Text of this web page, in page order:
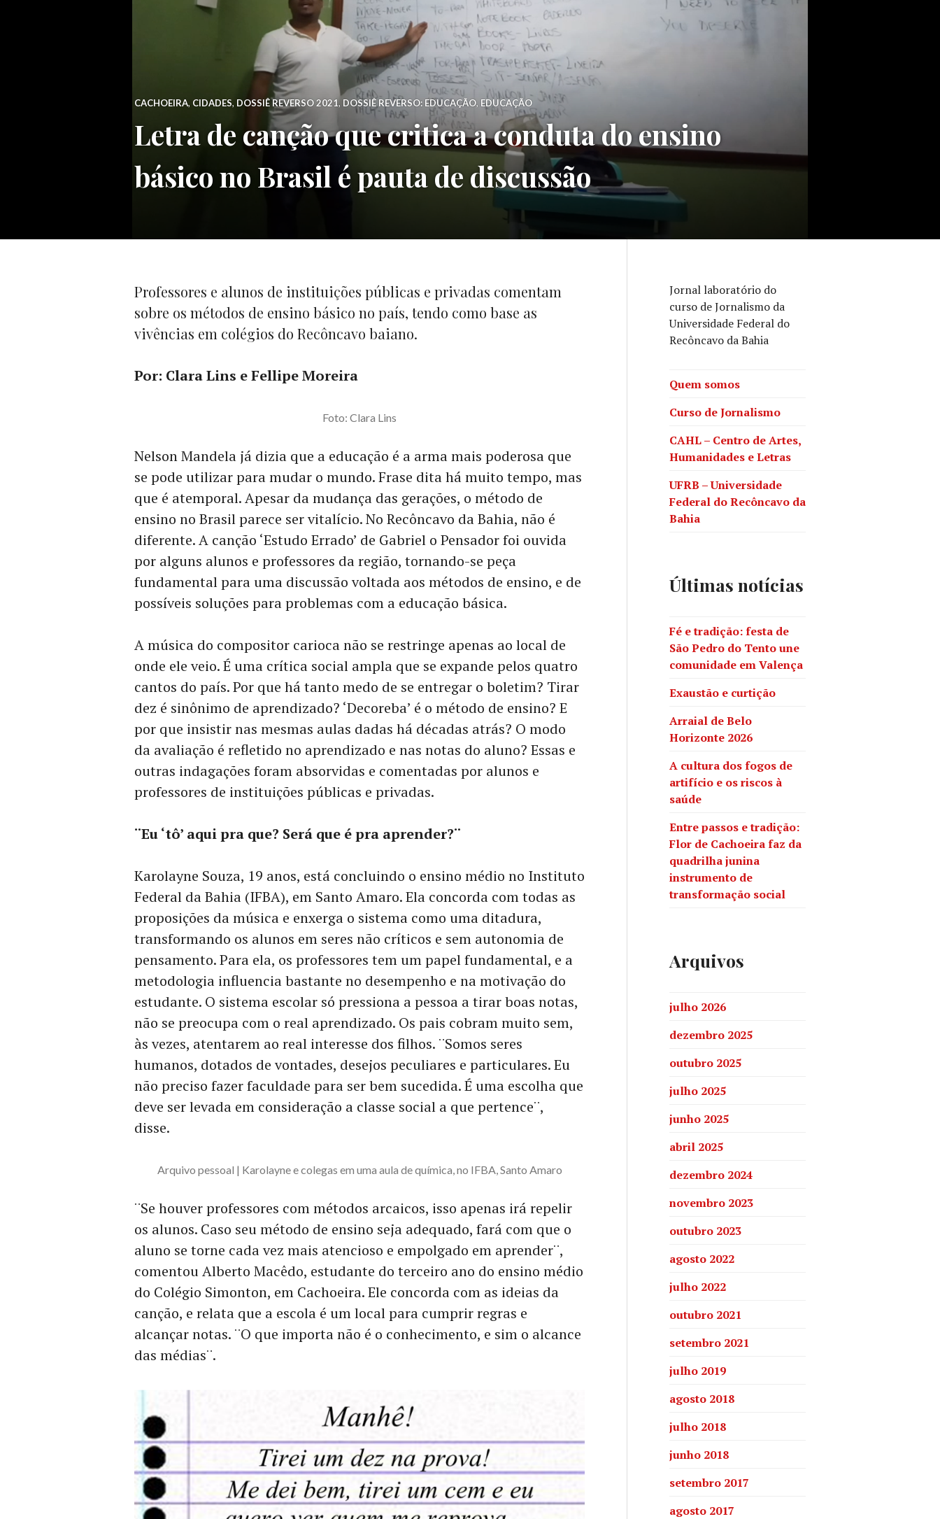
CACHOEIRA, CIDADES, DOSSIÊ REVERSO 2021, DOSSIÊ REVERSO: EDUCAÇÃO, EDUCAÇÃO
Letra de canção que critica a conduta do ensino
básico no Brasil é pauta de discussão
Professores e alunos de instituições públicas e privadas comentam
sobre os métodos de ensino básico no país, tendo como base as
vivências em colégios do Recôncavo baiano.
Por: Clara Lins e Fellipe Moreira
Foto: Clara Lins
Nelson Mandela já dizia que a educação é a arma mais poderosa que
se pode utilizar para mudar o mundo. Frase dita há muito tempo, mas
que é atemporal. Apesar da mudança das gerações, o método de
ensino no Brasil parece ser vitalício. No Recôncavo da Bahia, não é
diferente. A canção ‘Estudo Errado’ de Gabriel o Pensador foi ouvida
por alguns alunos e professores da região, tornando-se peça
fundamental para uma discussão voltada aos métodos de ensino, e de
possíveis soluções para problemas com a educação básica.
A música do compositor carioca não se restringe apenas ao local de
onde ele veio. É uma crítica social ampla que se expande pelos quatro
cantos do país. Por que há tanto medo de se entregar o boletim? Tirar
dez é sinônimo de aprendizado? ‘Decoreba’ é o método de ensino? E
por que insistir nas mesmas aulas dadas há décadas atrás? O modo
da avaliação é refletido no aprendizado e nas notas do aluno? Essas e
outras indagações foram absorvidas e comentadas por alunos e
professores de instituições públicas e privadas.
¨Eu ‘tô’ aqui pra que? Será que é pra aprender?¨
Karolayne Souza, 19 anos, está concluindo o ensino médio no Instituto
Federal da Bahia (IFBA), em Santo Amaro. Ela concorda com todas as
proposições da música e enxerga o sistema como uma ditadura,
transformando os alunos em seres não críticos e sem autonomia de
pensamento. Para ela, os professores tem um papel fundamental, e a
metodologia influencia bastante no desempenho e na motivação do
estudante. O sistema escolar só pressiona a pessoa a tirar boas notas,
não se preocupa com o real aprendizado. Os pais cobram muito sem,
às vezes, atentarem ao real interesse dos filhos. ¨Somos seres
humanos, dotados de vontades, desejos peculiares e particulares. Eu
não preciso fazer faculdade para ser bem sucedida. É uma escolha que
deve ser levada em consideração a classe social a que pertence¨,
disse.
Arquivo pessoal | Karolayne e colegas em uma aula de química, no IFBA, Santo Amaro
¨Se houver professores com métodos arcaicos, isso apenas irá repelir
os alunos. Caso seu método de ensino seja adequado, fará com que o
aluno se torne cada vez mais atencioso e empolgado em aprender¨,
comentou Alberto Macêdo, estudante do terceiro ano do ensino médio
do Colégio Simonton, em Cachoeira. Ele concorda com as ideias da
canção, e relata que a escola é um local para cumprir regras e
alcançar notas. ¨O que importa não é o conhecimento, e sim o alcance
das médias¨.
Jornal laboratório do
curso de Jornalismo da
Universidade Federal do
Recôncavo da Bahia
Quem somos
Curso de Jornalismo
CAHL – Centro de Artes,
Humanidades e Letras
UFRB – Universidade
Federal do Recôncavo da
Bahia
Últimas notícias
Fé e tradição: festa de
São Pedro do Tento une
comunidade em Valença
Exaustão e curtição
Arraial de Belo
Horizonte 2026
A cultura dos fogos de
artifício e os riscos à
saúde
Entre passos e tradição:
Flor de Cachoeira faz da
quadrilha junina
instrumento de
transformação social
Arquivos
julho 2026
dezembro 2025
outubro 2025
julho 2025
junho 2025
abril 2025
dezembro 2024
novembro 2023
outubro 2023
agosto 2022
julho 2022
outubro 2021
setembro 2021
julho 2019
agosto 2018
julho 2018
junho 2018
setembro 2017
agosto 2017